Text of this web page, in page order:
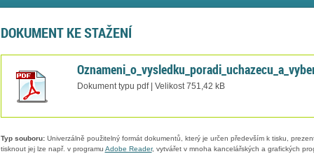
DOKUMENT KE STAŽENÍ
Dokument typu pdf | Velikost 751,42 kB
Typ souboru:Univerzálně použitelný formát dokumentů, který je určen především k tisku,
tisknout jej lze např. v programu Adobe Reader, vytvářet v mnoha kancelářských a grafických